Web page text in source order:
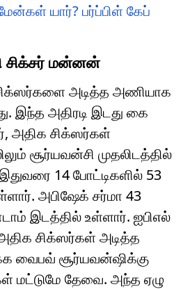
யார்? பர்ப்பிள் கேப்
சிக்சர் மன்னன்
அடித்த அணியாக
இந்த அதிரடி இடது கை
அதிக சிக்ஸர்கள்
சூர்யவன்சி முதலிடத்தில்
14 போட்டிகளில் 53
அபிஷேக் சர்மா 43
இடத்தில் உள்ளார். ஐபிஎல்
சிக்ஸர்கள் அடித்த
வைபவ் சூர்யவன்ஷிக்கு
மட்டுமே தேவை. அந்த ஏழு